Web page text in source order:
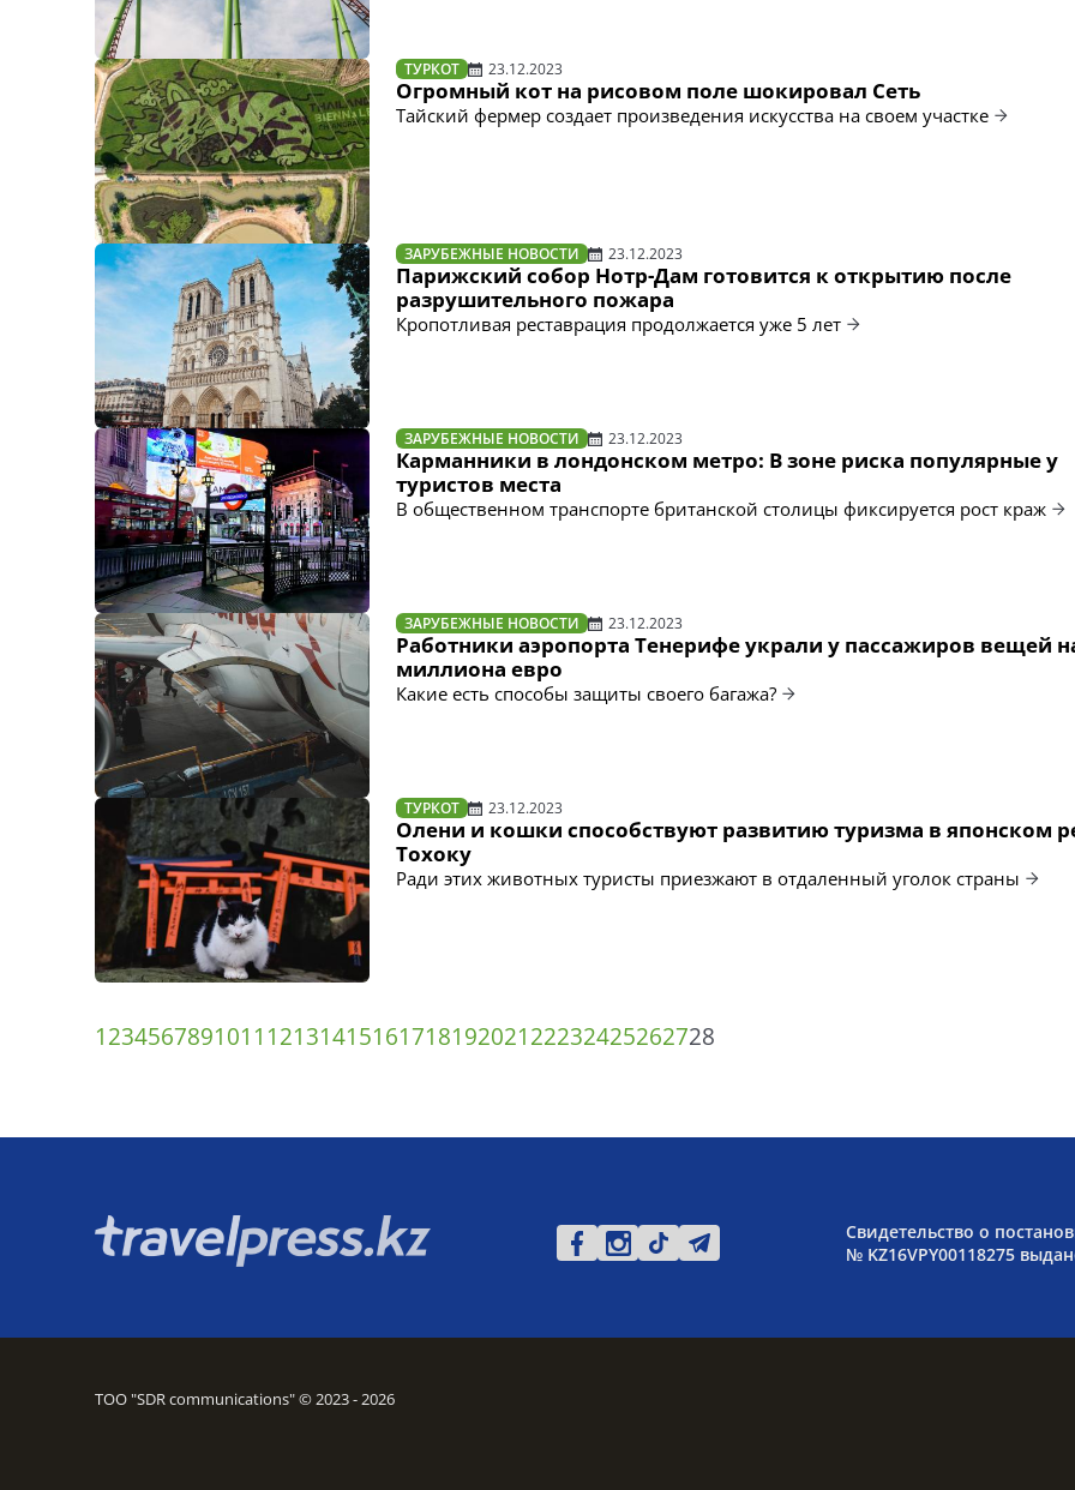
ТУРКОТ 23.12.2023
Огромный кот на рисовом поле шокировал Сеть
Тайский фермер создает произведения искусства на своем участке
ЗАРУБЕЖНЫЕ НОВОСТИ 23.12.2023
Парижский собор Нотр-Дам готовится к открытию после
разрушительного пожара
Кропотливая реставрация продолжается уже 5 лет
ЗАРУБЕЖНЫЕ НОВОСТИ 23.12.2023
Карманники в лондонском метро: В зоне риска популярные у
туристов места
В общественном транспорте британской столицы фиксируется рост краж
ЗАРУБЕЖНЫЕ НОВОСТИ 23.12.2023
Работники аэропорта Тенерифе украли у пассажиров вещей
миллиона евро
Какие есть способы защиты своего багажа?
ТУРКОТ 23.12.2023
Олени и кошки способствуют развитию туризма в японском
Тохоку
Ради этих животных туристы приезжают в отдаленный уголок страны
1234567891011 1213141516171819202122232425262728
Свидетельство о
№ KZ16VPY00118275
ТОО "SDR communications" © 2023 - 2026